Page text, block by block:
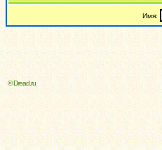
Имя:
© Dread.ru